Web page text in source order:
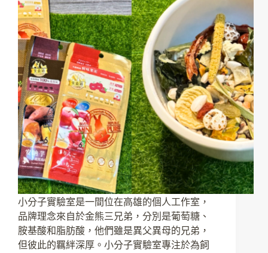
小分子實驗室是一間位在高雄的個人工作室，
品牌理念來自於金熊三兄弟，分別是葡萄糖、
胺基酸和脂肪酸，他們雖是異父異母的兄弟，
但彼此的羈絆深厚。小分子實驗室專注於為飼